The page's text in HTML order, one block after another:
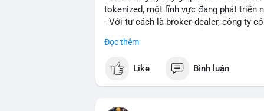
tokenized, một lĩnh vực đang phát triển
- Với tư cách là broker‑dealer, công ty
- Đây là bước chiến lược nhằm tận dụng
#binancesquare #cryptonews
Đọc thêm
Like Bình luận